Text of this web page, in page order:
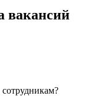
вакансий